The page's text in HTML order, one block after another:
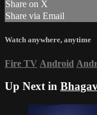
Share on X
Share via Email
Watch anywhere, anytime
Fire TV Android
Up Next in